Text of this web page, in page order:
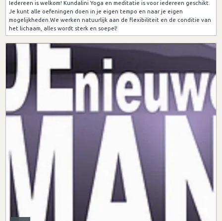
Iedereen is welkom! Kundalini Yoga en meditatie is voor iedereen geschikt.
Je kunt alle oefeningen doen in je eigen tempo en naar je eigen
mogelijkheden.We werken natuurlijk aan de flexibiliteit en de conditie van
het lichaam, alles wordt sterk en soepel!